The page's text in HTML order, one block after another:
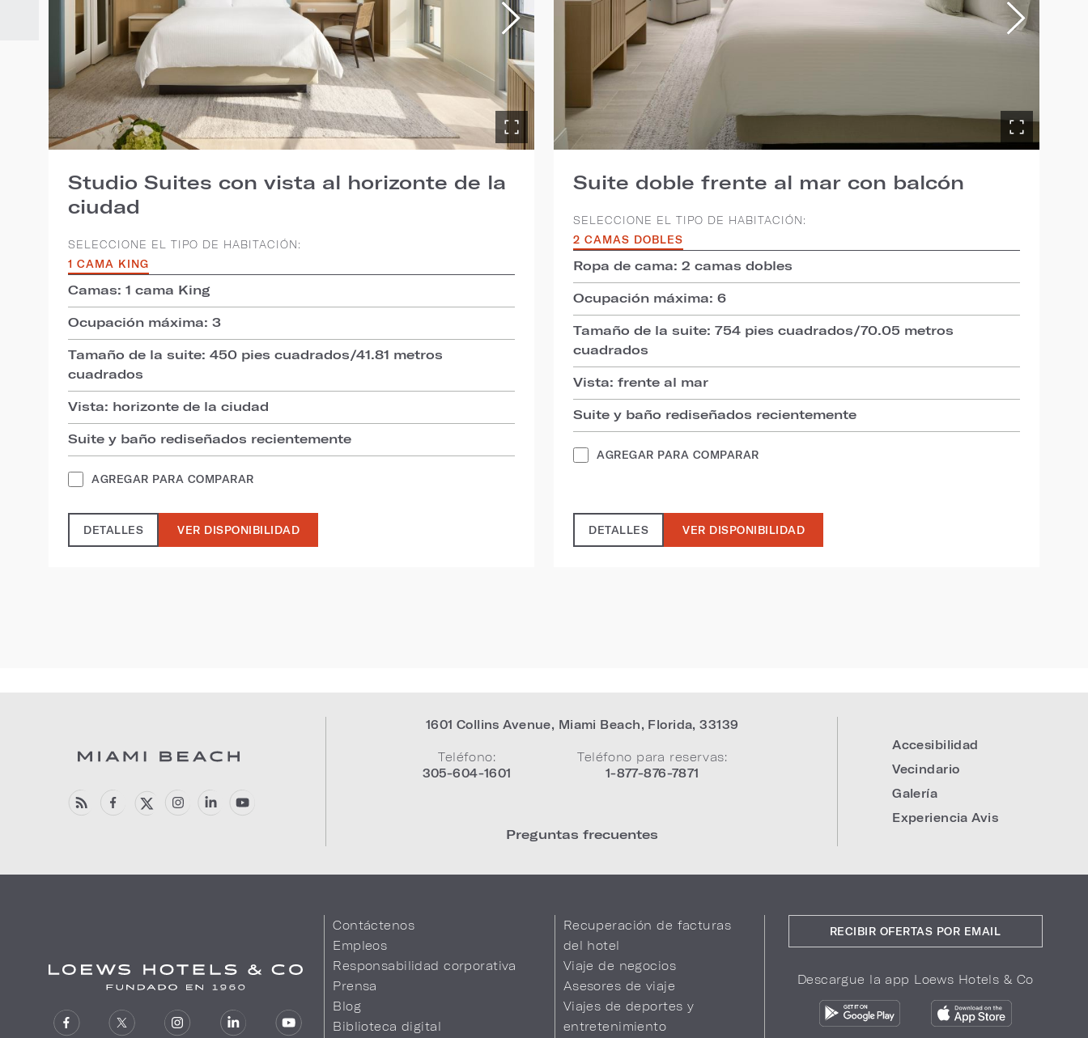
Studio Suites con vista al horizonte de la
ciudad
SELECCIONE EL TIPO DE HABITACIÓN:
1 CAMA KING
Camas: 1 cama King
Ocupación máxima: 3
Tamaño de la suite: 450 pies cuadrados/41.81 metros
cuadrados
Vista: horizonte de la ciudad
Suite y baño rediseñados recientemente
AGREGAR PARA COMPARAR
DETALLES VER DISPONIBILIDAD
Suite doble frente al mar con balcón
SELECCIONE EL TIPO DE HABITACIÓN:
2 CAMAS DOBLES
Ropa de cama: 2 camas dobles
Ocupación máxima: 6
Tamaño de la suite: 754 pies cuadrados/70.05 metros
cuadrados
Vista: frente al mar
Suite y baño rediseñados recientemente
AGREGAR PARA COMPARAR
DETALLES VER DISPONIBILIDAD
1601 Collins Avenue, Miami Beach, Florida,33139
Teléfono:
305-604-1601
Teléfono para reservas:
1-877-876-7871
Preguntas frecuentes
Accesibilidad
Vecindario
Galería
Experiencia Avis
Contáctenos
Empleos
Responsabilidad corporativa
Prensa
Blog
Biblioteca digital
Recuperación de facturas
del hotel
Viaje de negocios
Asesores de viaje
Viajes de deportes y
entretenimiento
RECIBIR OFERTAS POR EMAIL
Descargue la app Loews Hotels & Co